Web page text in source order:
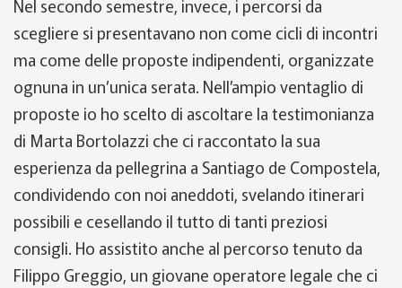
Nel secondo semestre, invece, i percorsi da
scegliere si presentavano non come cicli di incontri
ma come delle proposte indipendenti, organizzate
ognuna in un’unica serata. Nell’ampio ventaglio di
proposte io ho scelto di ascoltare la testimonianza
di Marta Bortolazzi che ci raccontato la sua
esperienza da pellegrina a Santiago de Compostela,
condividendo con noi aneddoti, svelando itinerari
possibili e cesellando il tutto di tanti preziosi
consigli. Ho assistito anche al percorso tenuto da
Filippo Greggio, un giovane operatore legale che ci